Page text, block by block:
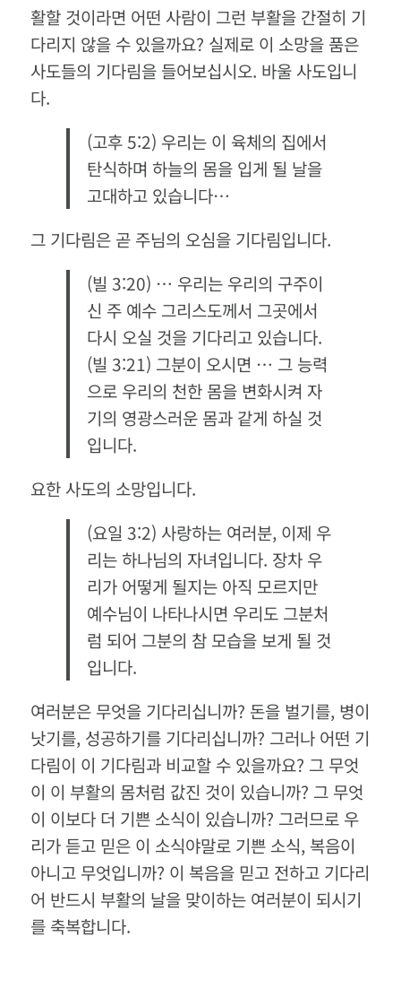
활할 것이라면 어떤 사람이 그런 부활을 간절히 기
다리지 않을 수 있을까요? 실제로 이 소망을 품은
사도들의 기다림을 들어보십시오. 바울 사도입니
다.
(고후 5:2) 우리는 이 육체의 집에서
탄식하며 하늘의 몸을 입게 될 날을
고대하고 있습니다…
그 기다림은 곧 주님의 오심을 기다림입니다.
(빌 3:20) … 우리는 우리의 구주이
신 주 예수 그리스도께서 그곳에서
다시 오실 것을 기다리고 있습니다.
(빌 3:21) 그분이 오시면 … 그 능력
으로 우리의 천한 몸을 변화시켜 자
기의 영광스러운 몸과 같게 하실 것
입니다.
요한 사도의 소망입니다.
(요일 3:2) 사랑하는 여러분, 이제 우
리는 하나님의 자녀입니다. 장차 우
리가 어떻게 될지는 아직 모르지만
예수님이 나타나시면 우리도 그분처
럼 되어 그분의 참 모습을 보게 될 것
입니다.
여러분은 무엇을 기다리십니까? 돈을 벌기를, 병이
낫기를, 성공하기를 기다리십니까? 그러나 어떤 기
다림이 이 기다림과 비교할 수 있을까요? 그 무엇
이 이 부활의 몸처럼 값진 것이 있습니까? 그 무엇
이 이보다 더 기쁜 소식이 있습니까? 그러므로 우
리가 듣고 믿은 이 소식야말로 기쁜 소식, 복음이
아니고 무엇입니까? 이 복음을 믿고 전하고 기다리
어 반드시 부활의 날을 맞이하는 여러분이 되시기
를 축복합니다.